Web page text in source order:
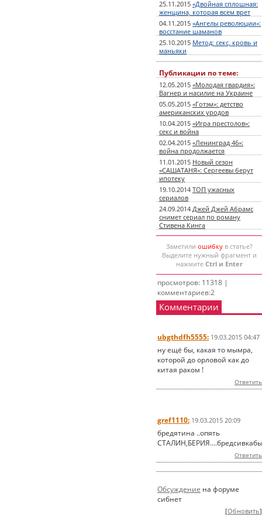
25.11.2015 «Двойная сплошная:
женщина, которая всем врет
04.11.2015 «Ангелы революции»:
восстание шаманов
25.10.2015 Метод: секс, кровь и
маньяки
Публикации по теме:
12.05.2015 «Молодая гвардия»:
Вагнер и насилие на Украине
05.05.2015 «Готэм»: детство
американских уродов
10.04.2015 «Игра престолов»:
секс и война
02.04.2015 «Ленинград 46»:
война продолжается
11.01.2015 Новый сезон
«САШАТАНЯ»: Сергеевы берут
ипотеку
19.10.2014 ТОП ужасных
сериалов
24.09.2014 Джей Джей Абрамс
снимет сериал по роману
Стивена Кинга
Заметили ошибкув статье?
Выделите нужный фрагмент и
нажмите Ctrl и Enter
просмотров: 11318 |
комментариев:2
Комментарии
ubgthdfh5555: 19.03.2015 04:47
ну ещё бы, какая то мымра,
которой до орловой как до
китая раком !
Ответить
gref1110: 19.03.2015 20:09
бредятина ..опять
Ответить
Обсуждение на форуме
сибнет
[Обновить]